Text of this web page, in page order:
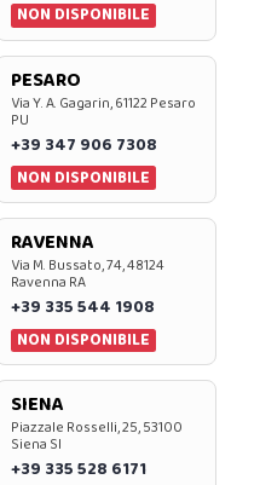
NON DISPONIBILE
PESARO
Via Y. A. Gagarin, 61122 Pesaro
PU
+39 347 906 7308
NON DISPONIBILE
RAVENNA
Via M. Bussato, 74, 48124
Ravenna RA
+39 335 544 1908
NON DISPONIBILE
SIENA
Piazzale Rosselli, 25, 53100
Siena SI
+39 335 528 6171